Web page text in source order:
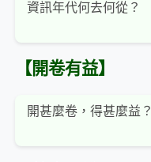
資訊年代何去何從？
【開卷有益】
開甚麼卷，得甚麼益？